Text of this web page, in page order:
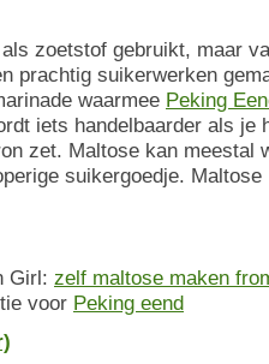
zoetstof gebruikt, maar
prachtig suikerwerken
waarmee Peking
iets handelbaarder als je
zet. Maltose kan meestal
suikergoedje.
Girl: zelf maltose maken
voor Peking eend